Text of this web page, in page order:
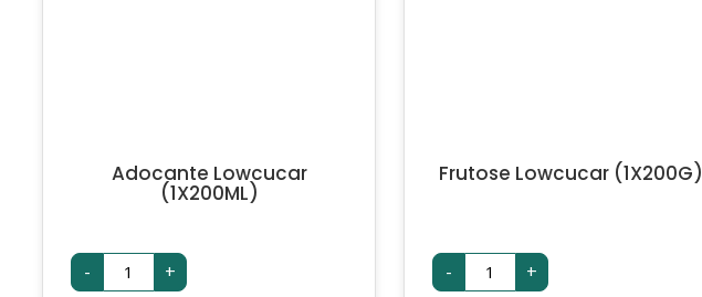
Adocante Lowcucar
(1X200ML)
- Adocante
Lowcucar
+
Frutose Lowcucar (1X200G)
- Frutose
Lowcucar
+